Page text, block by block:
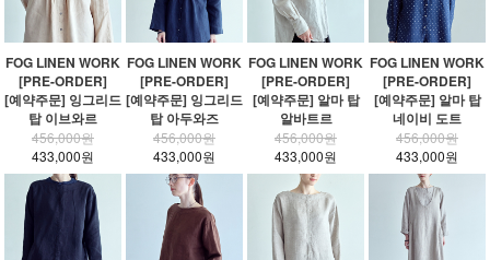
FOG LINEN WORK
[PRE-ORDER]
[예약주문] 잉그리드
탑 이브와르
456,000원
433,000원
FOG LINEN WORK
[PRE-ORDER]
[예약주문] 잉그리드
탑 아두와즈
456,000원
433,000원
FOG LINEN WORK
[PRE-ORDER]
[예약주문] 알마 탑
알바트르
456,000원
433,000원
FOG LINEN WORK
[PRE-ORDER]
[예약주문] 알마 탑
네이비 도트
456,000원
433,000원